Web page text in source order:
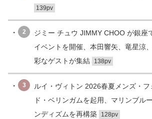
139pv
2
ジミー チュウ JIMMY CHOO が銀座
イベントを開催、本田響矢、竜星涼
彩なゲストが集結
138pv
3
ルイ・ヴィトン 2026春夏メンズ・
ド・ベリンガムを起用、マリンブル
ンディズムを再構築
128pv